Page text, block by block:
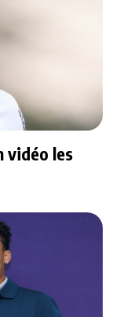
vidéo les